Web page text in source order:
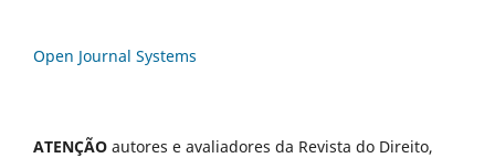
Open Journal Systems
ATENÇÃO autores e avaliadores da Revista do Direito,